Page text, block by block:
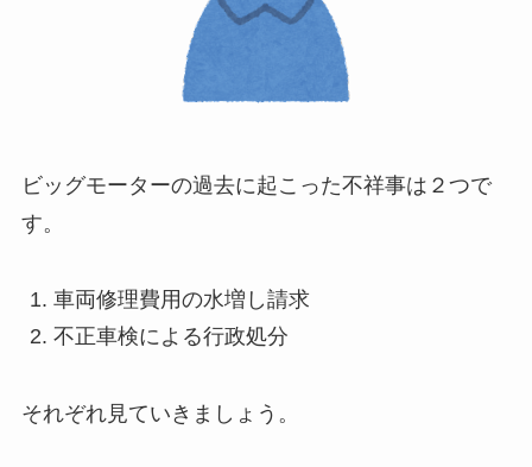
ビッグモーターの過去に起こった不祥事は２つで
す。
車両修理費用の水増し請求
不正車検による行政処分
それぞれ見ていきましょう。